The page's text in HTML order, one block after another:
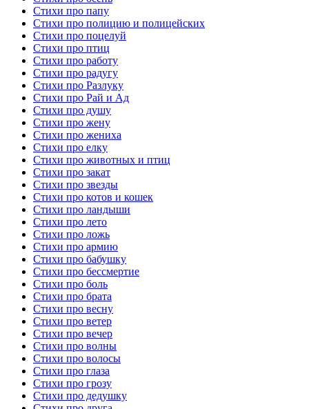
Стихи про папу
Стихи про полицию и полицейских
Стихи про поцелуй
Стихи про птиц
Стихи про работу
Стихи про радугу
Стихи про Разлуку
Стихи про Рай и Ад
Стихи про душу
Стихи про жену
Стихи про жениха
Стихи про елку
Стихи про животных и птиц
Стихи про закат
Стихи про звезды
Стихи про котов и кошек
Стихи про ландыши
Стихи про лето
Стихи про ложь
Стихи про армию
Стихи про бабушку
Стихи про бессмертие
Стихи про боль
Стихи про брата
Стихи про весну
Стихи про ветер
Стихи про вечер
Стихи про волны
Стихи про волосы
Стихи про глаза
Стихи про грозу
Стихи про дедушку